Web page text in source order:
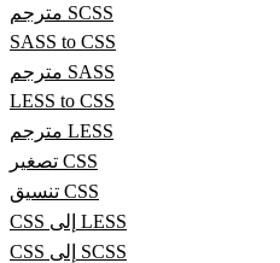
مترجم SCSS
SASS to CSS
مترجم SASS
LESS to CSS
مترجم LESS
تصغير CSS
تنسيق CSS
CSS إلى LESS
CSS إلى SCSS